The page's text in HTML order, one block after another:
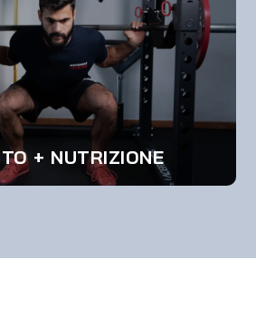
+ NUTRIZIONE